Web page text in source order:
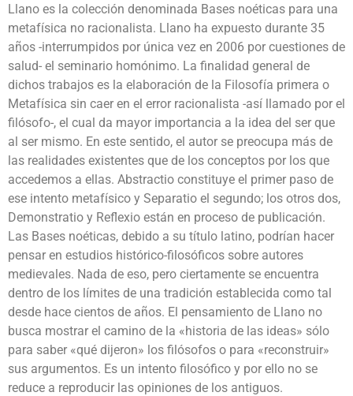
Llano es la colección denominada Bases noéticas para una
metafísica no racionalista. Llano ha expuesto durante 35
años -interrumpidos por única vez en 2006 por cuestiones de
salud- el seminario homónimo. La finalidad general de
dichos trabajos es la elaboración de la Filosofía primera o
Metafísica sin caer en el error racionalista -así llamado por el
filósofo-, el cual da mayor importancia a la idea del ser que
al ser mismo. En este sentido, el autor se preocupa más de
las realidades existentes que de los conceptos por los que
accedemos a ellas. Abstractio constituye el primer paso de
ese intento metafísico y Separatio el segundo; los otros dos,
Demonstratio y Reflexio están en proceso de publicación.
Las Bases noéticas, debido a su título latino, podrían hacer
pensar en estudios histórico-filosóficos sobre autores
medievales. Nada de eso, pero ciertamente se encuentra
dentro de los límites de una tradición establecida como tal
desde hace cientos de años. El pensamiento de Llano no
busca mostrar el camino de la «historia de las ideas» sólo
para saber «qué dijeron» los filósofos o para «reconstruir»
sus argumentos. Es un intento filosófico y por ello no se
reduce a reproducir las opiniones de los antiguos.